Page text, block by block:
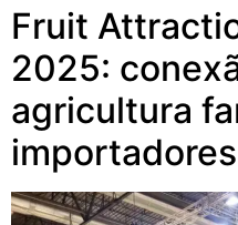
Fruit
2025:
agricultura
importadores